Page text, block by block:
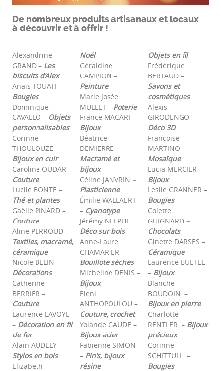
De nombreux produits artisanaux et locaux
à découvrir et à offrir !
Alexandrine
GRAND – Les
biscuits d’Alex
Anaïs TOUATI –
Bougies
Dominique
CAVALLO – Objets
personnalisables
Corinne
THOULOUZE –
Bijoux en cuir
Caroline OUDAR –
Couture
Lucile BONTE –
Thé et plantes
Gaëlle PINARD –
Couture
Aline PERROUD –
Textiles, macramé,
céramique
Nicole BELIN –
Décorations
Catherine
BERRIER –
Couture
Laurence LAVOYE
– Décoration en fil
de fer
Alain AUDELY –
Stylos en bois
Elizabeth
Noël
Géraldine
CAMPION –
Peinture
Marie Josée
MULLET – Poterie
France MACARI –
Bijoux
Béatrice
DEMIERRE –
Macramé et
bijoux
Céline JANVRIN –
Plasticienne
Émilie WALLAERT
– Cyanotype
Jérémy NELPHE –
Déco sur bois
Anne-Laure
CHAMARIER –
Bouillote sèches
Micheline DENIS –
Bijoux
Eleni
ANTHOPOULOU –
Couture, crochet
Yolande GAUDE –
Bijoux acier
Fabienne SIMON
– Pin’s, bijoux
résine
Objets en fil
Frédérique
BERTAUD –
Savons et
cosmétiques
Alexis
GIRODENGO –
Déco 3D
Françoise
MARTINO –
Mosaïque
Lucia MERCIER –
Bijoux
Leslie GRANNER –
Bougies
Colette
GUIGNARD–
Chocolats
Ginette DARSES –
Céramique
Laurence BULTEL
– Bijoux
Blanche
BOUDOIN –
Bijoux en pierre
Charlotte
RENTLER – Bijoux
précieux
Corinne
SCHITTULLI –
Bougies